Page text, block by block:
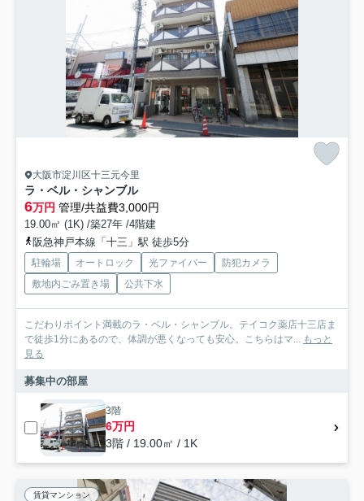
大阪市淀川区十三元今里
ラ・ベル・シャンブル
6万円 管理/共益費3,000円
19.00㎡ (1K) /築27年 /4階建
阪急神戸本線「十三」駅 徒歩5分
駐輪場 オートロック 光ファイバー
防犯カメラ
敷地内ごみ置き場
公共下水
こだわりポイント満載のラ・ベル・シャンブル。テイコク薬店十三店ま
で徒歩1分にあるので、体調が悪くなっても安心。こちらはマ... もっと
見る
募集中の部屋
3階
6万円
3階 / 19.00㎡ / 1K
賃貸マンション